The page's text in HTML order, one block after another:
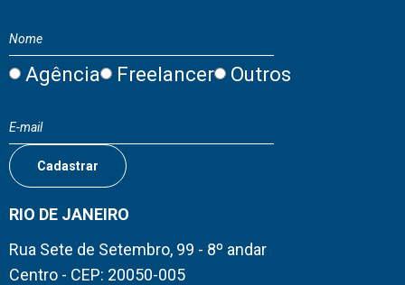
Agência Freelancer Outros
RIO DE JANEIRO
Rua Sete de Setembro, 99 - 8º andar
Centro - CEP: 20050-005